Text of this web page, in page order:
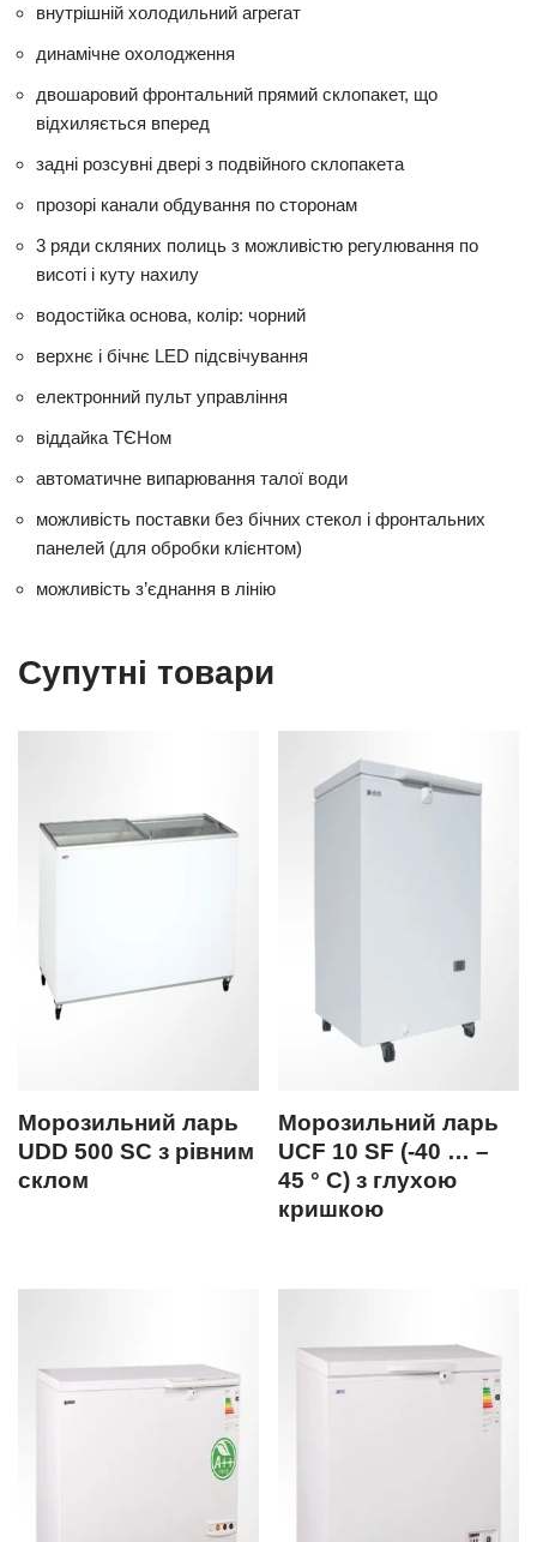
внутрішній холодильний агрегат
динамічне охолодження
двошаровий фронтальний прямий склопакет, що
відхиляється вперед
задні розсувні двері з подвійного склопакета
прозорі канали обдування по сторонам
3 ряди скляних полиць з можливістю регулювання по
висоті і куту нахилу
водостійка основа, колір: чорний
верхнє і бічнє LED підсвічування
електронний пульт управління
віддайка ТЄНом
автоматичне випарювання талої води
можливість поставки без бічних стекол і фронтальних
панелей (для обробки клієнтом)
можливість з’єднання в лінію
Супутні товари
Морозильний ларь
UDD 500 SC з рівним
склом
Морозильний ларь
UCF 10 SF (-40 … –
45 ° С) з глухою
кришкою